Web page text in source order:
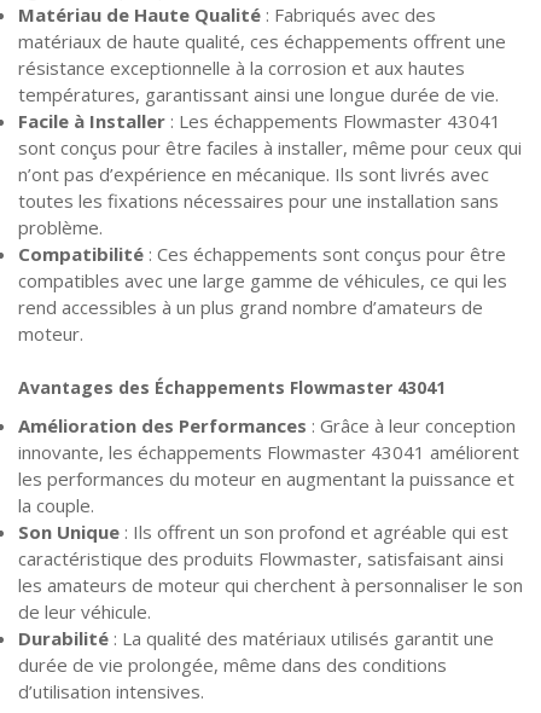
Matériau de Haute Qualité : Fabriqués avec des
matériaux de haute qualité, ces échappements offrent une
résistance exceptionnelle à la corrosion et aux hautes
températures, garantissant ainsi une longue durée de vie.
Facile à Installer : Les échappements Flowmaster 43041
sont conçus pour être faciles à installer, même pour ceux qui
n’ont pas d’expérience en mécanique. Ils sont livrés avec
toutes les fixations nécessaires pour une installation sans
problème.
Compatibilité : Ces échappements sont conçus pour être
compatibles avec une large gamme de véhicules, ce qui les
rend accessibles à un plus grand nombre d’amateurs de
moteur.
Avantages des Échappements Flowmaster 43041
Amélioration des Performances : Grâce à leur conception
innovante, les échappements Flowmaster 43041 améliorent
les performances du moteur en augmentant la puissance et
la couple.
Son Unique : Ils offrent un son profond et agréable qui est
caractéristique des produits Flowmaster, satisfaisant ainsi
les amateurs de moteur qui cherchent à personnaliser le son
de leur véhicule.
Durabilité : La qualité des matériaux utilisés garantit une
durée de vie prolongée, même dans des conditions
d’utilisation intensives.